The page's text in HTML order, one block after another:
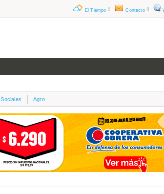
|
Contacto
|
El Tiempo
Sociales Agro